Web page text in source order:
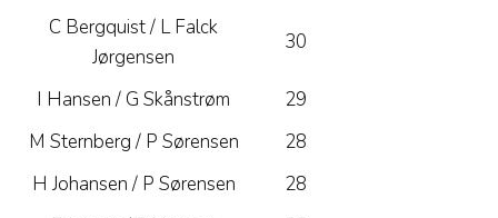
C Bergquist / L Falck
Jørgensen
30
I Hansen / G Skånstrøm
29
M Sternberg / P Sørensen
28
H Johansen / P Sørensen
28